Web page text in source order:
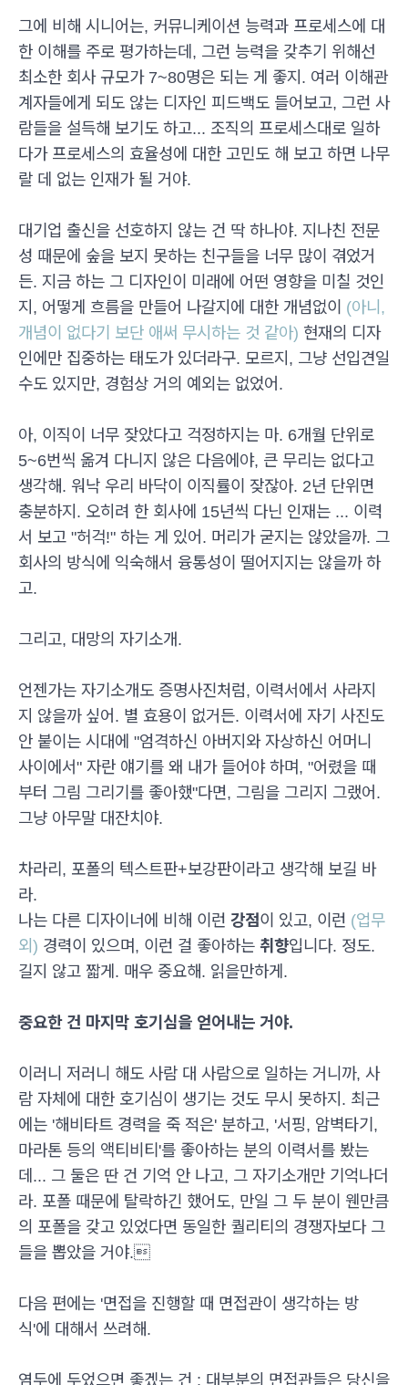
그에 비해 시니어는, 커뮤니케이션 능력과 프로세스에 대
한 이해를 주로 평가하는데, 그런 능력을 갖추기 위해선
최소한 회사 규모가 7~80명은 되는 게 좋지. 여러 이해관
계자들에게 되도 않는 디자인 피드백도 들어보고, 그런 사
람들을 설득해 보기도 하고... 조직의 프로세스대로 일하
다가 프로세스의 효율성에 대한 고민도 해 보고 하면 나무
랄 데 없는 인재가 될 거야.
대기업 출신을 선호하지 않는 건 딱 하나야. 지나친 전문
성 때문에 숲을 보지 못하는 친구들을 너무 많이 겪었거
든. 지금 하는 그 디자인이 미래에 어떤 영향을 미칠 것인
지, 어떻게 흐름을 만들어 나갈지에 대한 개념없이 (아니,
개념이 없다기 보단 애써 무시하는 것 같아) 현재의 디자
인에만 집중하는 태도가 있더라구. 모르지, 그냥 선입견일
수도 있지만, 경험상 거의 예외는 없었어.
아, 이직이 너무 잦았다고 걱정하지는 마. 6개월 단위로
5~6번씩 옮겨 다니지 않은 다음에야, 큰 무리는 없다고
생각해. 워낙 우리 바닥이 이직률이 잦잖아. 2년 단위면
충분하지. 오히려 한 회사에 15년씩 다닌 인재는 ... 이력
서 보고 "허걱!" 하는 게 있어. 머리가 굳지는 않았을까. 그
회사의 방식에 익숙해서 융통성이 떨어지지는 않을까 하
고.
그리고, 대망의 자기소개.
언젠가는 자기소개도 증명사진처럼, 이력서에서 사라지
지 않을까 싶어. 별 효용이 없거든. 이력서에 자기 사진도
안 붙이는 시대에 "엄격하신 아버지와 자상하신 어머니
사이에서" 자란 얘기를 왜 내가 들어야 하며, "어렸을 때
부터 그림 그리기를 좋아했"다면, 그림을 그리지 그랬어.
그냥 아무말 대잔치야.
차라리, 포폴의 텍스트판+보강판이라고 생각해 보길 바
라.
나는 다른 디자이너에 비해 이런 강점이 있고, 이런 (업무
외) 경력이 있으며, 이런 걸 좋아하는 취향입니다. 정도.
길지 않고 짧게. 매우 중요해. 읽을만하게.
중요한 건 마지막 호기심을 얻어내는 거야.
이러니 저러니 해도 사람 대 사람으로 일하는 거니까, 사
람 자체에 대한 호기심이 생기는 것도 무시 못하지. 최근
에는 '해비타트 경력을 죽 적은' 분하고, '서핑, 암벽타기,
마라톤 등의 액티비티'를 좋아하는 분의 이력서를 봤는
데... 그 둘은 딴 건 기억 안 나고, 그 자기소개만 기억나더
라. 포폴 때문에 탈락하긴 했어도, 만일 그 두 분이 웬만큼
의 포폴을 갖고 있었다면 동일한 퀄리티의 경쟁자보다 그
들을 뽑았을 거야.
다음 편에는 '면접을 진행할 때 면접관이 생각하는 방
식'에 대해서 쓰려해.
염두에 두었으면 좋겠는 건 : 대부분의 면접관들은 당신을